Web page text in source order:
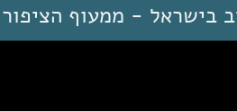
בישראל - ממעוף הציפור